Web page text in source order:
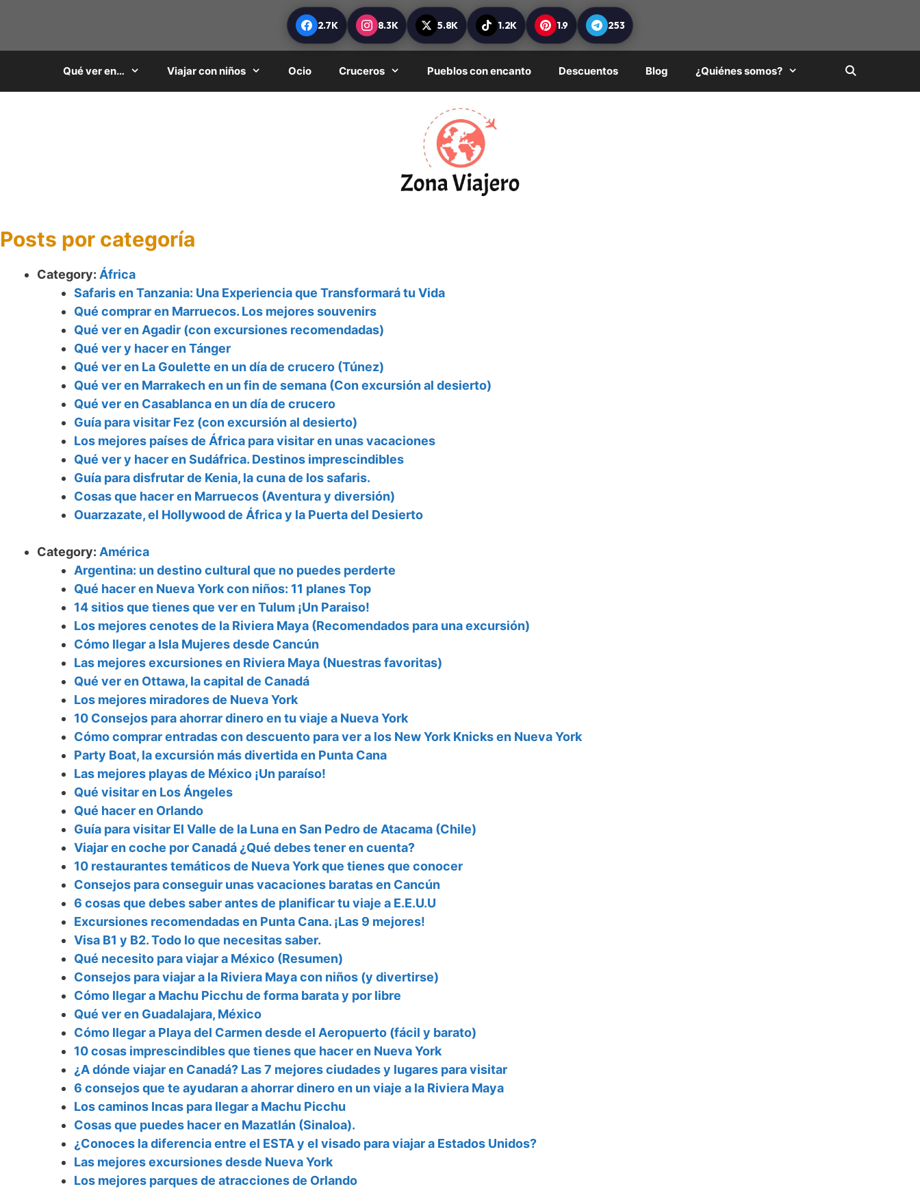
2.7K 8.3K 5.8K 1.2K 1.9 253
Qué ver en… Viajar con niños Ocio Cruceros Pueblos con encanto Descuentos Blog ¿Quiénes somos?
Posts por categoría
Category: África
Safaris en Tanzania: Una Experiencia que Transformará tu Vida
Qué comprar en Marruecos. Los mejores souvenirs
Qué ver en Agadir (con excursiones recomendadas)
Qué ver y hacer en Tánger
Qué ver en La Goulette en un día de crucero (Túnez)
Qué ver en Marrakech en un fin de semana (Con excursión al desierto)
Qué ver en Casablanca en un día de crucero
Guía para visitar Fez (con excursión al desierto)
Los mejores países de África para visitar en unas vacaciones
Qué ver y hacer en Sudáfrica. Destinos imprescindibles
Guía para disfrutar de Kenia, la cuna de los safaris.
Cosas que hacer en Marruecos (Aventura y diversión)
Ouarzazate, el Hollywood de África y la Puerta del Desierto
Category: América
Argentina: un destino cultural que no puedes perderte
Qué hacer en Nueva York con niños: 11 planes Top
14 sitios que tienes que ver en Tulum ¡Un Paraiso!
Los mejores cenotes de la Riviera Maya (Recomendados para una excursión)
Cómo llegar a Isla Mujeres desde Cancún
Las mejores excursiones en Riviera Maya (Nuestras favoritas)
Qué ver en Ottawa, la capital de Canadá
Los mejores miradores de Nueva York
10 Consejos para ahorrar dinero en tu viaje a Nueva York
Cómo comprar entradas con descuento para ver a los New York Knicks en Nueva York
Party Boat, la excursión más divertida en Punta Cana
Las mejores playas de México ¡Un paraíso!
Qué visitar en Los Ángeles
Qué hacer en Orlando
Guía para visitar El Valle de la Luna en San Pedro de Atacama (Chile)
Viajar en coche por Canadá ¿Qué debes tener en cuenta?
10 restaurantes temáticos de Nueva York que tienes que conocer
Consejos para conseguir unas vacaciones baratas en Cancún
6 cosas que debes saber antes de planificar tu viaje a E.E.U.U
Excursiones recomendadas en Punta Cana. ¡Las 9 mejores!
Visa B1 y B2. Todo lo que necesitas saber.
Qué necesito para viajar a México (Resumen)
Consejos para viajar a la Riviera Maya con niños (y divertirse)
Cómo llegar a Machu Picchu de forma barata y por libre
Qué ver en Guadalajara, México
Cómo llegar a Playa del Carmen desde el Aeropuerto (fácil y barato)
10 cosas imprescindibles que tienes que hacer en Nueva York
¿A dónde viajar en Canadá? Las 7 mejores ciudades y lugares para visitar
6 consejos que te ayudaran a ahorrar dinero en un viaje a la Riviera Maya
Los caminos Incas para llegar a Machu Picchu
Cosas que puedes hacer en Mazatlán (Sinaloa).
¿Conoces la diferencia entre el ESTA y el visado para viajar a Estados Unidos?
Las mejores excursiones desde Nueva York
Los mejores parques de atracciones de Orlando